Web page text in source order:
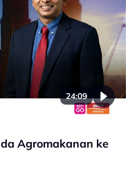
24:09
Agromakanan ke